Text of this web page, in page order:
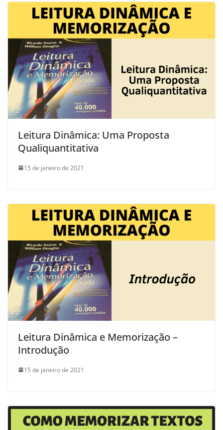
Leitura Dinâmica: Uma Proposta
Qualiquantitativa
15 de janeiro de 2021
Leitura Dinâmica e Memorização –
Introdução
15 de janeiro de 2021